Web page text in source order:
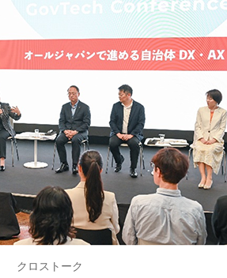
クロストーク